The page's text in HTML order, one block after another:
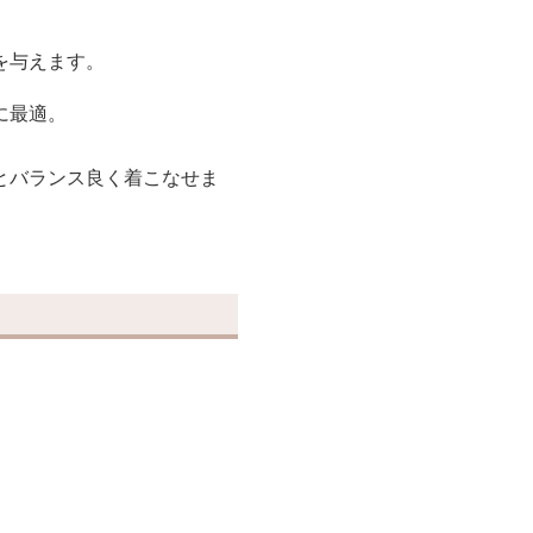
えます。
適。
ランス良く着こなせま